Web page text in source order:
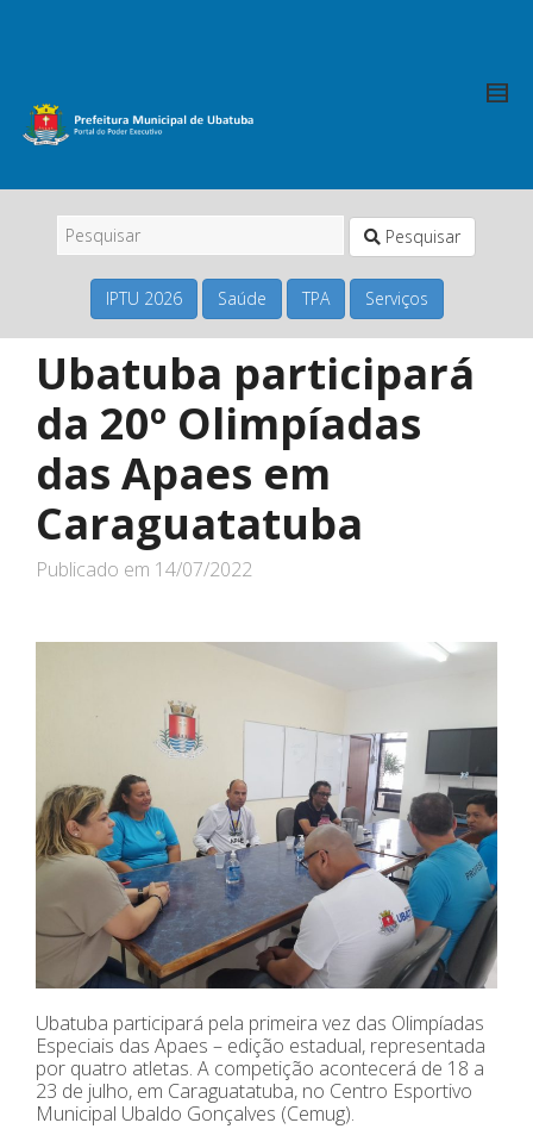
Pesquisar
IPTU 2026 Saúde TPA Serviços
Ubatuba participará
da 20º Olimpíadas
das Apaes em
Caraguatatuba
Publicado em 14/07/2022
Ubatuba participará pela primeira vez das Olimpíadas
Especiais das Apaes – edição estadual, representada
por quatro atletas. A competição acontecerá de 18 a
23 de julho, em Caraguatatuba, no Centro Esportivo
Municipal Ubaldo Gonçalves (Cemug).